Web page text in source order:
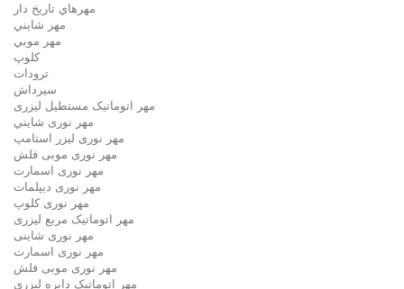
مهرهاي تاريخ دار
مهر شايني
مهر موبي
کلوپ
ترودات
سیرداش
مهر اتوماتیک مستطیل لیزری
مهر نوری شايني
مهر نوری لیزر استامپ
مهر نوری موبی فلش
مهر نوری اسمارت
مهر نوری ديپلمات
مهر نوری کلوپ
مهر اتوماتیک مربع لیزری
مهر نوری شاینی
مهر نوری اسمارت
مهر نوری موبی فلش
مهر اتوماتیک دايره لیزری